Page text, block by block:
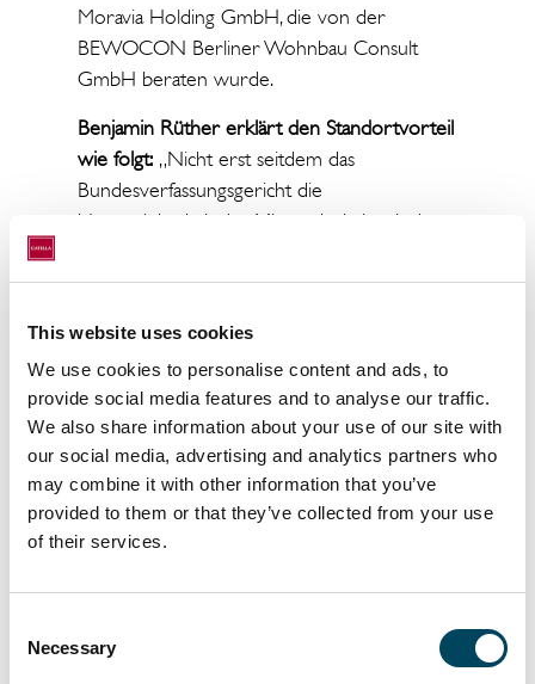
This website uses cookies
We use cookies to personalise content and ads, to
provide social media features and to analyse our traffic.
We also share information about your use of our site with
our social media, advertising and analytics partners who
may combine it with other information that you’ve
provided to them or that they’ve collected from your use
of their services.
Selection
Necessary
Moravia Holding GmbH, die von der
BEWOCON Berliner Wohnbau Consult
GmbH beraten wurde.
Benjamin Rüther erklärt den Standortvorteil
wie folgt:„Nicht erst seitdem das
Bundesverfassungsgericht die
Unvereinbarkeit des Mietendeckels mit dem
Wohnungsmarkt angespannt. Die Anzahl
Mietern bei weitem übertroffen. Der
Speckgürtel der Hauptstadt gewinnt dadurch
an Einwohnern, auch weil Neubauten im
Preis-Leistungsverhältnis günstiger sind als im
Berliner Zentrum. Davon soll das Portfolio
des CWE mit dem Ankauf in Zossen
profitieren. Dort werden ehemalige
Wohnnutzung transformiert. Die 207
Areal für verschiedene Gruppen an